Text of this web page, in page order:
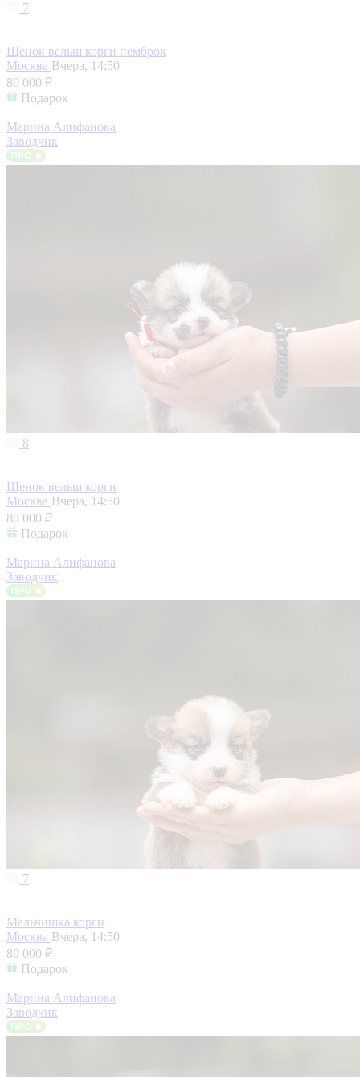
7
Щенок вельш корги пемброк
Москва Вчера, 14:50
80 000 ₽
Подарок
Марина Алифанова
Заводчик
8
Щенок вельш корги
Москва Вчера, 14:50
80 000 ₽
Подарок
Марина Алифанова
Заводчик
7
Мальчишка корги
Москва Вчера, 14:50
80 000 ₽
Подарок
Марина Алифанова
Заводчик